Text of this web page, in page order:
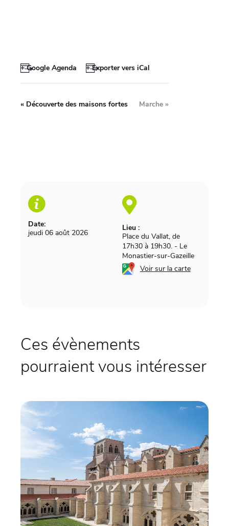
+ Google Agenda + Exporter vers iCal
Date:
jeudi 06 août 2026
Lieu :
Place du Vallat, de
17h30 à 19h30. - Le
Monastier-sur-Gazeille
Voir sur la carte
« Découverte des maisons fortes Marche »
Ces évènements
pourraient vous intéresser